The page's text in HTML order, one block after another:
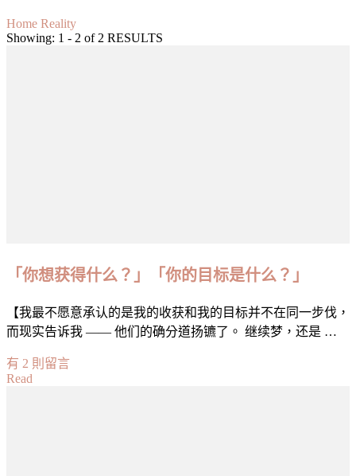
Home Reality
Showing: 1 - 2 of 2 RESULTS
「你想获得什么？」「你的目标是什么？」
【我最不愿意承认的是我的收获和我的目标并不在同一步伐，
而现实告诉我 —— 他们的确分道扬镳了。 继续梦，还是 …
在
〈「你
有 2 則留言
Read